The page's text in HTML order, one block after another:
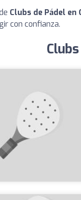
Clubs de Pádel en
con confianza.